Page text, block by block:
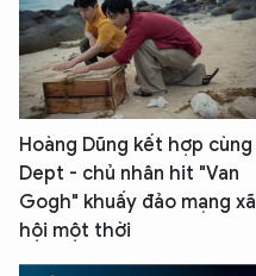
Hoàng Dũng kết hợp cùng
Dept - chủ nhân hit "Van
Gogh" khuấy đảo mạng xã
hội một thời